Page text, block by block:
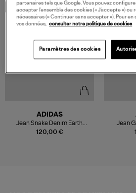
COLLECTION CAPSULE
120,00 €
ADIDAS
Jean Snake Denim Earth
Strata/Aurora Coffee, Capsule
Jean
partenaires tels que Google. Vous pouvez
accepter l’ensemble des cookies (« J’accepte »)
nécessaires (« Continuer sans accepter »). Pour en
vos données, consulter notre politique de cookies
Paramètres des cookies